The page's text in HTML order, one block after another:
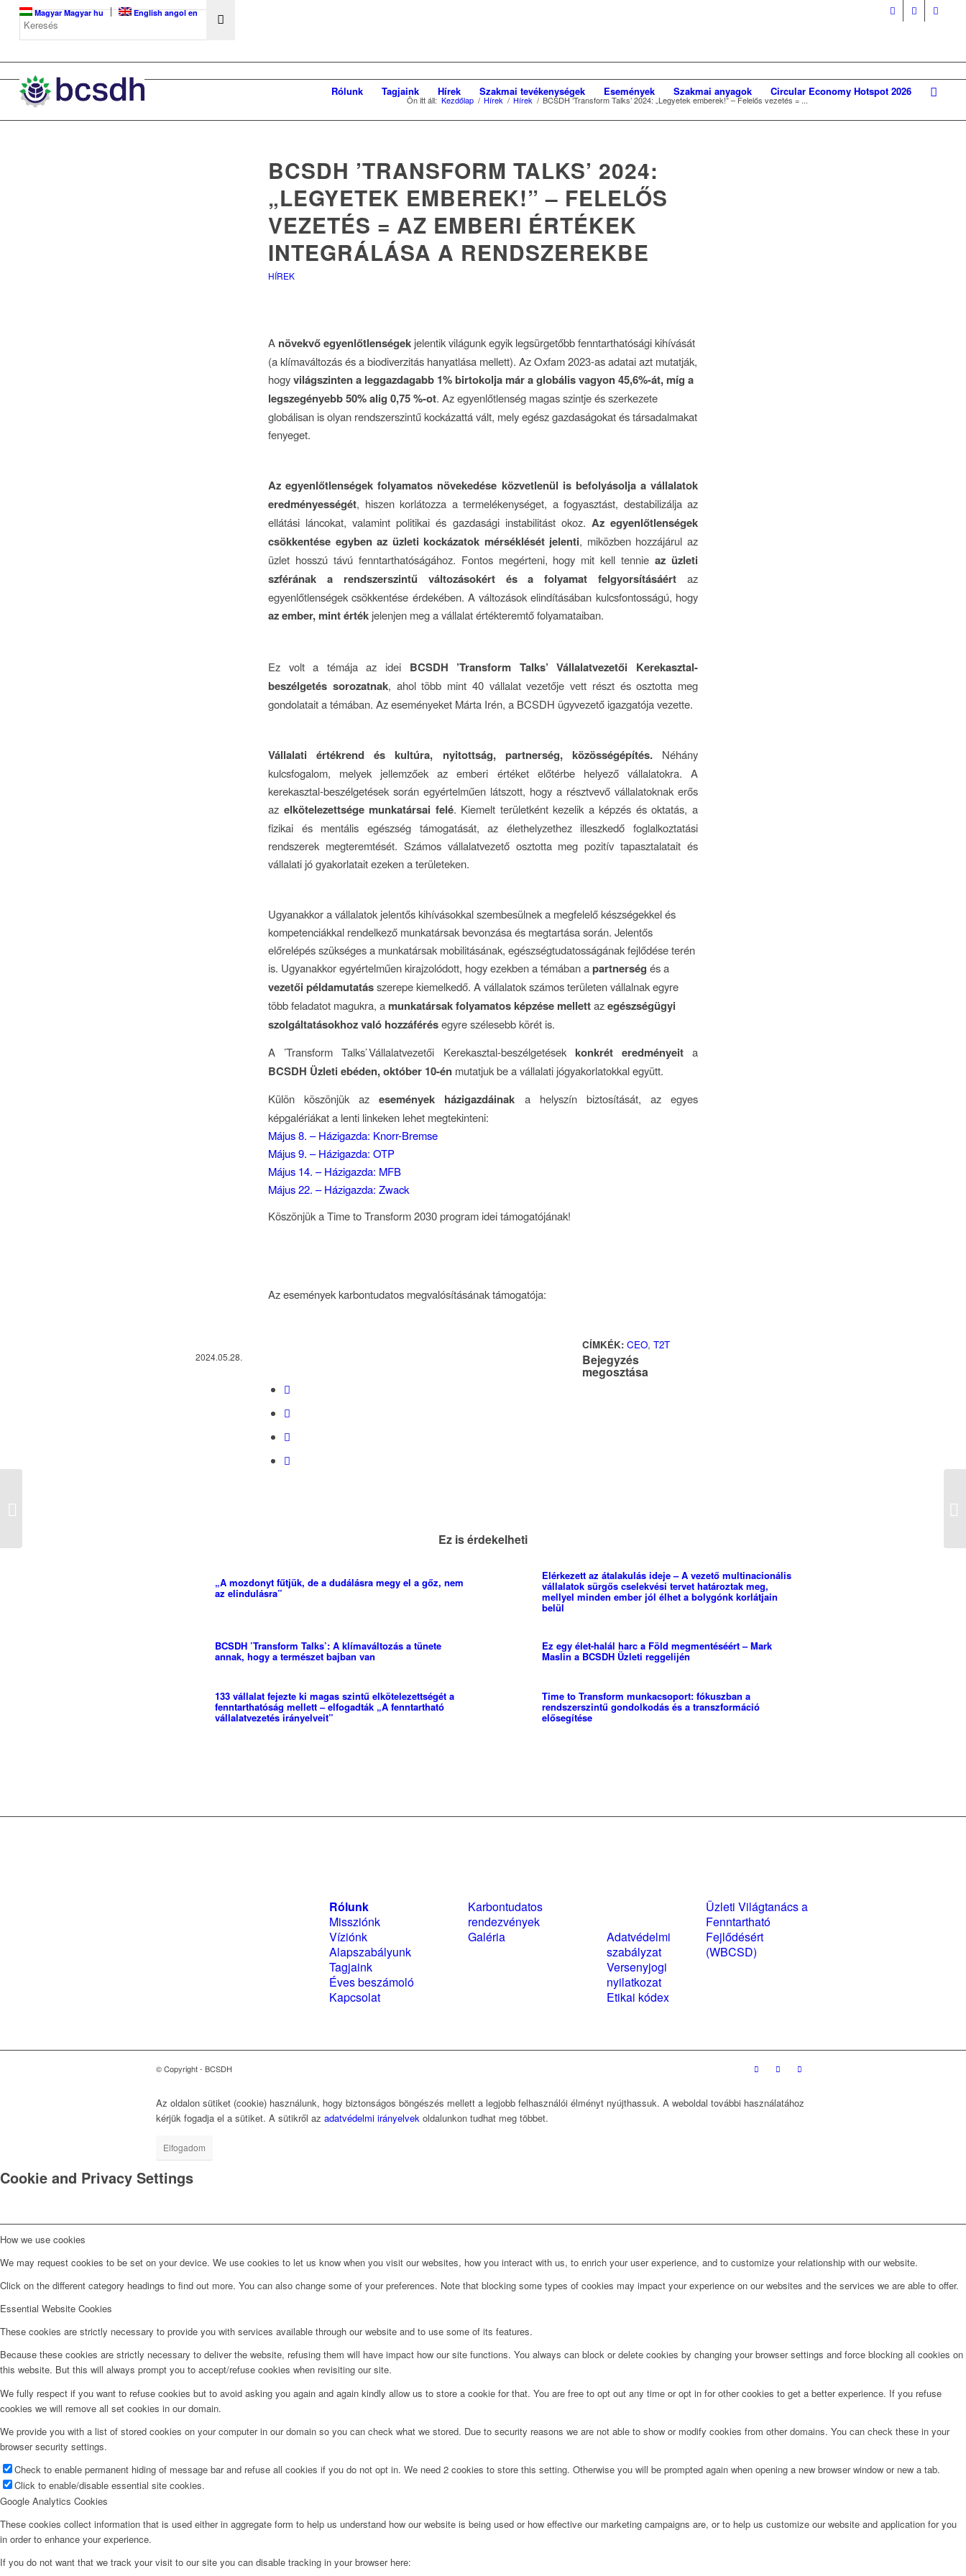
Magyar Magyar hu English angol en
Rólunk Tagjaink Hírek Szakmai tevékenységek Események Szakmai anyagok Circular Economy Hotspot 2026
Ön itt áll: Kezdőlap / Hírek / Hírek / BCSDH ’Transform Talks’ 2024: „Legyetek emberek!” – Felelős vezetés = ...
BCSDH ’TRANSFORM TALKS’ 2024:
„LEGYETEK EMBEREK!” – FELELŐS
VEZETÉS = AZ EMBERI ÉRTÉKEK
INTEGRÁLÁSA A RENDSZEREKBE
HÍREK
A növekvő egyenlőtlenségek jelentik világunk egyik legsürgetőbb fenntarthatósági kihívását
(a klímaváltozás és a biodiverzitás hanyatlása mellett). Az Oxfam 2023-as adatai azt mutatják,
hogyvilágszinten a leggazdagabb 1% birtokolja már a globális vagyon 45,6%-át, míg a
legszegényebb 50% alig 0,75 %-ot. Az egyenlőtlenség magas szintje és szerkezete
globálisan is olyan rendszerszintű kockázattá vált, mely egész gazdaságokat és társadalmakat
fenyeget.
Az egyenlőtlenségek folyamatos növekedése közvetlenül is befolyásolja a vállalatok
eredményességét, hiszen korlátozza a termelékenységet, a fogyasztást, destabilizálja az
ellátási láncokat, valamint politikai és gazdasági instabilitást okoz. Az egyenlőtlenségek
csökkentése egyben az üzleti kockázatok mérséklését jelenti, miközben hozzájárul az
üzlet hosszú távú fenntarthatóságához. Fontos megérteni, hogy mit kell tennieaz üzleti
szférának a rendszerszintű változásokért és a folyamat felgyorsításáért az
egyenlőtlenségek csökkentése érdekében. A változások elindításában kulcsfontosságú, hogy
az ember, mint érték jelenjen meg a vállalat értékteremtő folyamataiban.
Ez volt a témája az idei BCSDH ’Transform Talks’ Vállalatvezetői Kerekasztal-
beszélgetés sorozatnak, ahol több mint 40 vállalat vezetője vett részt és osztotta meg
gondolatait a témában. Az eseményeket Márta Irén, a BCSDH ügyvezető igazgatója vezette.
Vállalati értékrend és kultúra, nyitottság, partnerség, közösségépítés.Néhány
kulcsfogalom, melyek jellemzőek az emberi értéket előtérbe helyező vállalatokra. A
kerekasztal-beszélgetések során egyértelműen látszott, hogy a résztvevő vállalatoknak erős
az elkötelezettsége munkatársai felé. Kiemelt területként kezelik a képzés és oktatás, a
fizikai és mentális egészség támogatását, az élethelyzethez illeszkedő foglalkoztatási
rendszerek megteremtését. Számos vállalatvezető osztotta meg pozitív tapasztalatait és
vállalati jó gyakorlatait ezeken a területeken.
Ugyanakkor a vállalatok jelentős kihívásokkal szembesülnek a megfelelő készségekkel és
kompetenciákkal rendelkező munkatársak bevonzása és megtartása során. Jelentős
előrelépés szükséges a munkatársak mobilitásának, egészségtudatosságának fejlődése terén
is. Ugyanakkor egyértelműen kirajzolódott, hogy ezekben a témában apartnerség és a
vezetői példamutatásszerepe kiemelkedő. A vállalatok számos területen vállalnak egyre
több feladatot magukra, a munkatársak folyamatos képzése mellettazegészségügyi
szolgáltatásokhoz való hozzáférésegyre szélesebb körét is.
A ’Transform Talks’ Vállalatvezetői Kerekasztal-beszélgetések konkrét eredményeita
BCSDH Üzleti ebéden, október 10-én mutatjuk be a vállalati jógyakorlatokkal együtt.
Külön köszönjük azesemények házigazdáinak a helyszín biztosítását, az egyes
képgalériákat a lenti linkeken lehet megtekinteni:
Május 8. – Házigazda: Knorr-Bremse
Május 9. – Házigazda: OTP
Május 14. – Házigazda: MFB
Május 22. – Házigazda: Zwack
Köszönjük a Time to Transform 2030 program idei támogatójának!
Az események karbontudatos megvalósításának támogatója:
2024.05.28.
CÍMKÉK: CEO,T2T
Bejegyzés
megosztása
Ez is érdekelheti
„A mozdonyt fűtjük, de a dudálásra megy el a gőz, nem
az elindulásra”
Elérkezett az átalakulás ideje – A vezető multinacionális
vállalatok sürgős cselekvési tervet határoztak meg,
mellyel minden ember jól élhet a bolygónk korlátjain
belül
BCSDH ’Transform Talks’: A klímaváltozás a tünete
annak, hogy a természet bajban van
Ez egy élet-halál harc a Föld megmentéséért – Mark
Maslin a BCSDH Üzleti reggelijén
133 vállalat fejezte ki magas szintű elkötelezettségét a
fenntarthatóság mellett – elfogadták „A fenntartható
vállalatvezetés irányelveit”
Time to Transform munkacsoport: fókuszban a
rendszerszintű gondolkodás és a transzformáció
elősegítése
Rólunk
Missziónk
Víziónk
Alapszabályunk
Tagjaink
Éves beszámoló
Kapcsolat
Karbontudatos
rendezvények
Galéria
Adatvédelmi
szabályzat
Versenyjogi
nyilatkozat
Etikai kódex
Üzleti Világtanács a
Fenntartható
Fejlődésért
(WBCSD)
© Copyright - BCSDH
Az oldalon sütiket (cookie) használunk, hogy biztonságos böngészés mellett a legjobb felhasználói élményt nyújthassuk. A weboldal további használatához
kérjük fogadja el a sütiket. A sütikről az adatvédelmi irányelvek oldalunkon tudhat meg többet.
Elfogadom
Cookie and Privacy Settings
How we use cookies
We may request cookies to be set on your device. We use cookies to let us know when you visit our websites, how you interact with us, to enrich your user experience, and to customize your relationship with our website.
Click on the different category headings to find out more. You can also change some of your preferences. Note that blocking some types of cookies may impact your experience on our websites and the services we are able to offer.
Essential Website Cookies
These cookies are strictly necessary to provide you with services available through our website and to use some of its features.
Because these cookies are strictly necessary to deliver the website, refusing them will have impact how our site functions. You always can block or delete cookies by changing your browser settings and force blocking all cookies on
this website. But this will always prompt you to accept/refuse cookies when revisiting our site.
We fully respect if you want to refuse cookies but to avoid asking you again and again kindly allow us to store a cookie for that. You are free to opt out any time or opt in for other cookies to get a better experience. If you refuse
cookies we will remove all set cookies in our domain.
We provide you with a list of stored cookies on your computer in our domain so you can check what we stored. Due to security reasons we are not able to show or modify cookies from other domains. You can check these in your
browser security settings.
Check to enable permanent hiding of message bar and refuse all cookies if you do not opt in. We need 2 cookies to store this setting. Otherwise you will be prompted again when opening a new browser window or new a tab.
Click to enable/disable essential site cookies.
Google Analytics Cookies
These cookies collect information that is used either in aggregate form to help us understand how our website is being used or how effective our marketing campaigns are, or to help us customize our website and application for you
in order to enhance your experience.
If you do not want that we track your visit to our site you can disable tracking in your browser here: